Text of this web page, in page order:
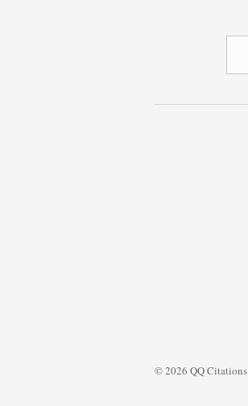
© 2026 QQ Citations